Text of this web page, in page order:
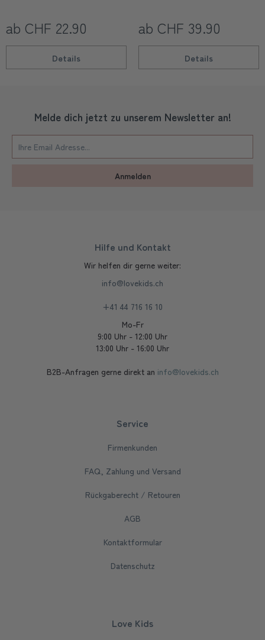
ab CHF 22.90
Details
ab CHF 39.90
Details
Melde dich jetzt zu unserem Newsletter an!
Anmelden
Hilfe und Kontakt
Wir helfen dir gerne weiter:
info@lovekids.ch
+41 44 716 16 10
Mo-Fr
9:00 Uhr - 12:00 Uhr
13:00 Uhr - 16:00 Uhr
B2B-Anfragen gerne direkt an info@lovekids.ch
Service
Firmenkunden
FAQ, Zahlung und Versand
Rückgaberecht / Retouren
AGB
Kontaktformular
Datenschutz
Love Kids